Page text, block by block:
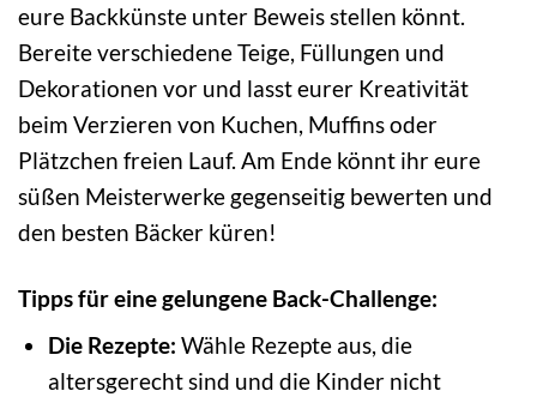
eure Backkünste unter Beweis stellen könnt.
Bereite verschiedene Teige, Füllungen und
Dekorationen vor und lasst eurer Kreativität
beim Verzieren von Kuchen, Muffins oder
Plätzchen freien Lauf. Am Ende könnt ihr eure
süßen Meisterwerke gegenseitig bewerten und
den besten Bäcker küren!
Tipps für eine gelungene Back-Challenge:
Die Rezepte: Wähle Rezepte aus, die
altersgerecht sind und die Kinder nicht